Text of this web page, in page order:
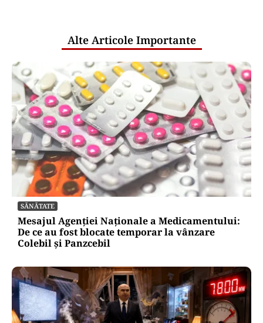
Alte Articole Importante
SĂNĂTATE
Mesajul Agenției Naționale a Medicamentului:
De ce au fost blocate temporar la vânzare
Colebil și Panzcebil